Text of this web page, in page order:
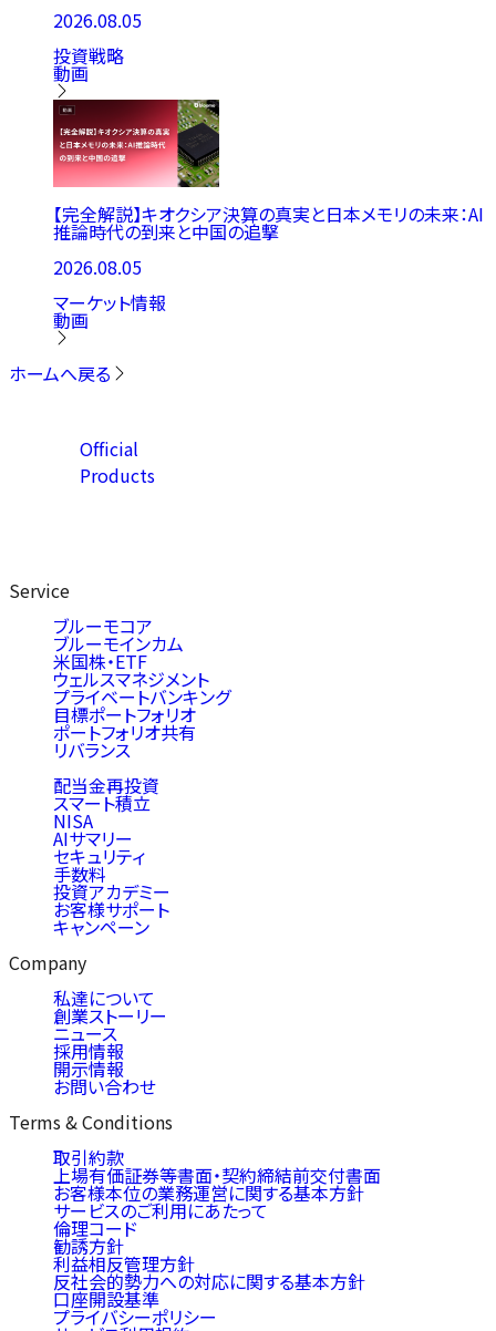
2026.08.05
投資戦略
動画
【完全解説】キオクシア決算の真実と日本メモリの未来：AI
推論時代の到来と中国の追撃
2026.08.05
マーケット情報
動画
ホームへ戻る
Official
Products
Service
ブルーモコア
ブルーモインカム
米国株・ETF
ウェルスマネジメント
プライベートバンキング
目標ポートフォリオ
ポートフォリオ共有
リバランス
配当金再投資
スマート積立
NISA
AIサマリー
セキュリティ
手数料
投資アカデミー
お客様サポート
キャンペーン
Company
私達について
創業ストーリー
ニュース
採用情報
開示情報
お問い合わせ
Terms & Conditions
取引約款
上場有価証券等書面・契約締結前交付書面
お客様本位の業務運営に関する基本方針
サービスのご利用にあたって
倫理コード
勧誘方針
利益相反管理方針
反社会的勢力への対応に関する基本方針
口座開設基準
プライバシーポリシー